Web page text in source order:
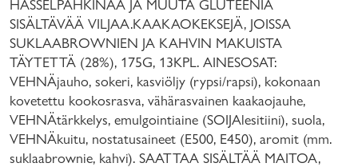
HASSELPÄHKINÄÄ JA MUUTA GLUTEENIA
SISÄLTÄVÄÄ VILJAA.KAAKAOKEKSEJÄ, JOISSA
SUKLAABROWNIEN JA KAHVIN MAKUISTA
TÄYTETTÄ (28%), 175G, 13KPL. AINESOSAT:
VEHNÄjauho, sokeri, kasviöljy (rypsi/rapsi), kokonaan
kovetettu kookosrasva, vähärasvainen kaakaojauhe,
VEHNÄtärkkelys, emulgointiaine (SOIJAlesitiini), suola,
VEHNÄkuitu, nostatusaineet (E500, E450), aromit (mm.
suklaabrownie, kahvi). SAATTAA SISÄLTÄÄ MAITOA,